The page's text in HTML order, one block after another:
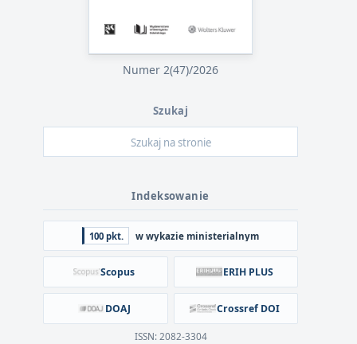
Numer 2(47)/2026
Indeksowanie
100 pkt. w wykazie ministerialnym
Scopus ERIH PLUS
DOAJ Crossref DOI
ISSN: 2082-3304
Szukaj